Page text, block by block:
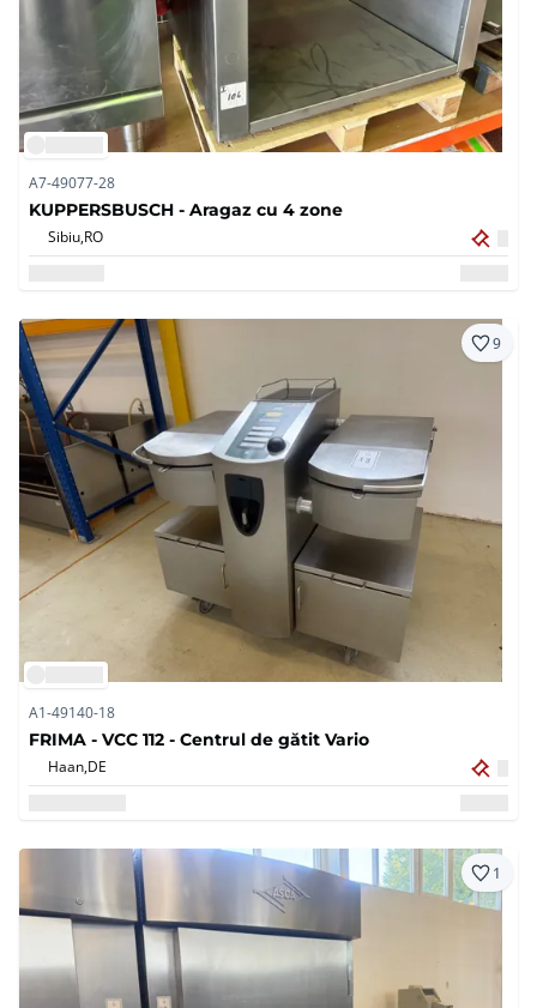
A7-49077-28
KUPPERSBUSCH - Aragaz cu 4 zone
Sibiu,RO
9
A1-49140-18
FRIMA - VCC 112 - Centrul de gătit Vario
Haan,DE
1